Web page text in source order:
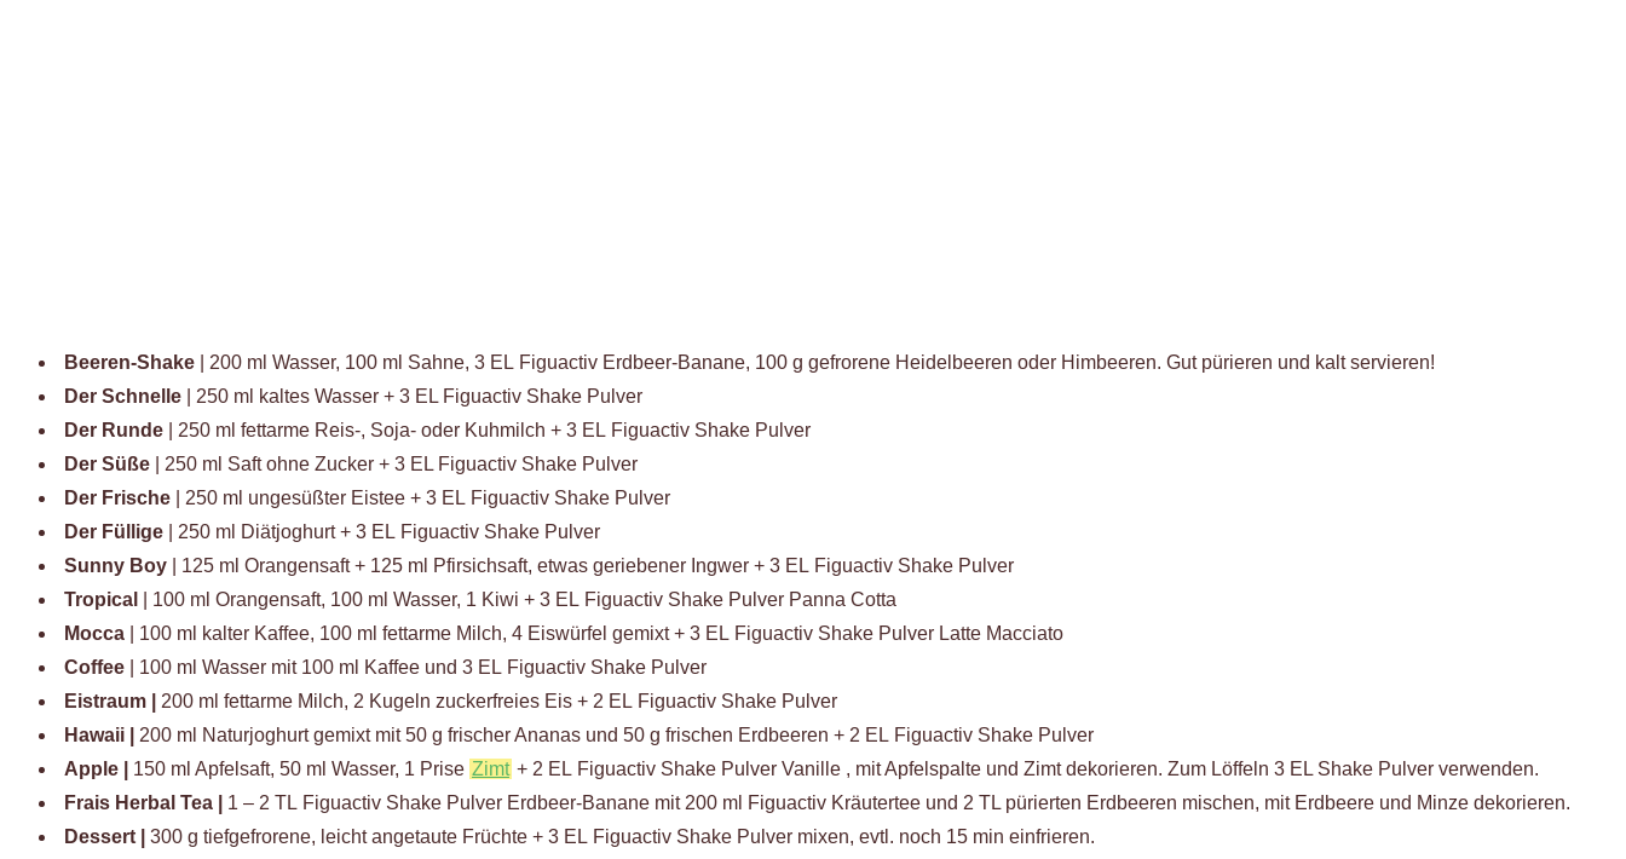
Beeren-Shake
| 200 ml Wasser, 100 ml Sahne, 3 EL Figuactiv Erdbeer-Banane, 100 g gefrorene Heidelbeeren oder Himbeeren. Gut pürieren und kalt servieren!
Der Schnelle | 250 ml kaltes Wasser + 3 EL Figuactiv Shake Pulver
Der Runde | 250 ml fettarme Reis-, Soja- oder Kuhmilch + 3 EL Figuactiv Shake Pulver
Der Süße | 250 ml Saft ohne Zucker + 3 EL Figuactiv Shake Pulver
Der Frische | 250 ml ungesüßter Eistee + 3 EL Figuactiv Shake Pulver
Der Füllige | 250 ml Diätjoghurt + 3 EL Figuactiv Shake Pulver
Sunny Boy | 125 ml Orangensaft + 125 ml Pfirsichsaft, etwas geriebener Ingwer + 3 EL Figuactiv Shake Pulver
Tropical
| 100 ml Orangensaft, 100 ml Wasser, 1 Kiwi + 3 EL Figuactiv Shake Pulver Panna Cotta
Mocca | 100 ml kalter Kaffee, 100 ml fettarme Milch, 4 Eiswürfel gemixt + 3 EL Figuactiv Shake Pulver Latte Macciato
Coffee | 100 ml Wasser mit 100 ml Kaffee und 3 EL Figuactiv Shake Pulver
Eistraum |
200 ml fettarme Milch, 2 Kugeln zuckerfreies Eis + 2 EL Figuactiv Shake Pulver
Hawaii
200 ml Naturjoghurt gemixt mit 50 g frischer Ananas und 50 g frischen Erdbeeren + 2 EL Figuactiv Shake Pulver
Apple
150 ml Apfelsaft, 50 ml Wasser, 1 Prise Zimt + 2 EL Figuactiv Shake Pulver Vanille , mit Apfelspalte und Zimt dekorieren. Zum Löffeln 3 EL Shake Pulver verwenden.
Frais Herbal Tea
1 – 2 TL Figuactiv Shake Pulver Erdbeer-Banane mit 200 ml Figuactiv Kräutertee und 2 TL pürierten Erdbeeren mischen, mit Erdbeere und Minze dekorieren.
Dessert
300 g tiefgefrorene, leicht angetaute Früchte + 3 EL Figuactiv Shake Pulver mixen, evtl. noch 15 min einfrieren.